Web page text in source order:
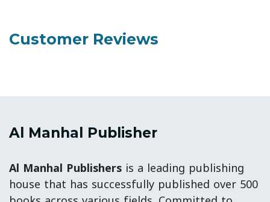
Customer Reviews
Al Manhal Publisher
Al Manhal Publishers is a leading publishing
house that has successfully published over 500